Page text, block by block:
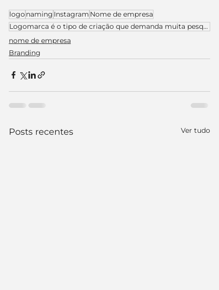
logo naming Instagram Nome de empresa
Logomarca é o tipo de criação que demanda muita pesquisa e busca de referências de logomarca
nome de empresa
Branding
Posts recentes Ver tudo